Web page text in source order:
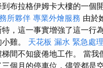
布拉格伊姆卡大樓的一個
所夥伴 專業外燴服務 由於
，這一事實增強了這一行
雞。 天花板 漏水 緊急處理
間不知疲倦地工作。 當
個月的停車位，儘管都是